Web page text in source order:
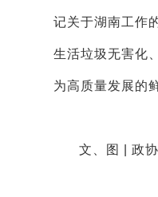
记关于湖南工作
生活垃圾无害化
为高质量发展的
文、图 | 政